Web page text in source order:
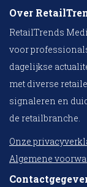
Over
RetailTrends
voor
dagelijkse
met diverse
signaleren en
de retailbranche.
Onze
Algemene